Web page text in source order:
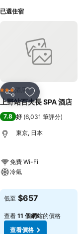
已選住宿
分享 放到收藏夾
3 星級酒店
上野站百夫長 SPA 酒店
7.8 好 (6,031 筆評分)
東京, 日本
免費 Wi-Fi
冷氣
低至 $657
查看 11 個網站的價格
查看價格